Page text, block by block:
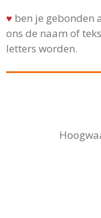
♥ ben je gebonden
ons de naam of
letters worden.